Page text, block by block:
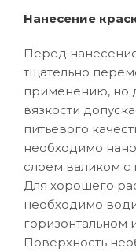
Нанесение
Перед
тщательно
применению, но
вязкости
питьевого
необходимо
слоем валиком
Для хорошего
необходимо
горизонтальном
Поверхность